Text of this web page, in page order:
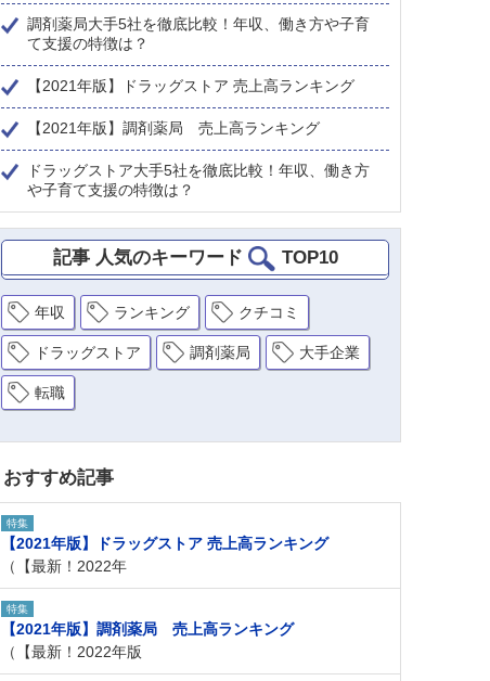
調剤薬局大手5社を徹底比較！年収、働き方や子育
て支援の特徴は？
【2021年版】ドラッグストア 売上高ランキング
【2021年版】調剤薬局 売上高ランキング
ドラッグストア大手5社を徹底比較！年収、働き方
や子育て支援の特徴は？
記事 人気のキーワード TOP10
年収 ランキング クチコミ
ドラッグストア 調剤薬局 大手企業
転職
おすすめ記事
特集
【2021年版】ドラッグストア 売上高ランキング
（【最新！2022年
特集
【2021年版】調剤薬局 売上高ランキング
（【最新！2022年版